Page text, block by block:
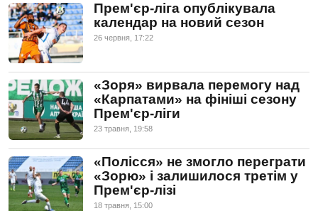
Прем'єр-ліга опублікувала
календар на новий сезон
26 червня, 17:22
«Зоря» вирвала перемогу над
«Карпатами» на фініші сезону
Прем'єр-ліги
23 травня, 19:58
«Полісся» не змогло переграти
«Зорю» і залишилося третім у
Прем'єр-лізі
18 травня, 15:00